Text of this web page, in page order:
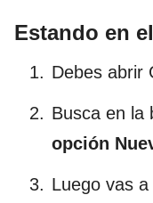
Estando en
Debes abrir
Busca en la
opción
Luego vas